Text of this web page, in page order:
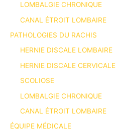
LOMBALGIE CHRONIQUE
CANAL ÉTROIT LOMBAIRE
PATHOLOGIES DU RACHIS
HERNIE DISCALE LOMBAIRE
HERNIE DISCALE CERVICALE
SCOLIOSE
LOMBALGIE CHRONIQUE
CANAL ÉTROIT LOMBAIRE
ÉQUIPE MÉDICALE